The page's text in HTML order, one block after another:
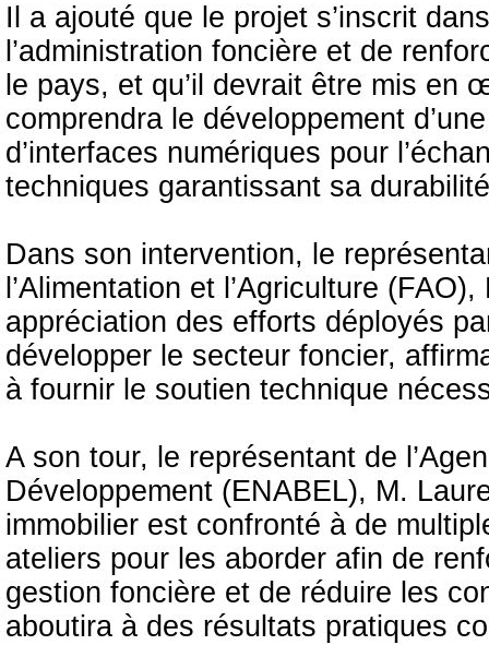
Il a ajouté que le projet s’inscrit
l’administration foncière et de
le pays, et qu’il devrait être mis
comprendra le développement
d’interfaces numériques pour
techniques garantissant sa
Dans son intervention, le
l’Alimentation et l’Agriculture
appréciation des efforts déployés
développer le secteur foncier,
à fournir le soutien technique
A son tour, le représentant de
Développement (ENABEL), M.
immobilier est confronté à de
ateliers pour les aborder afin de
gestion foncière et de réduire les
aboutira à des résultats pratiques